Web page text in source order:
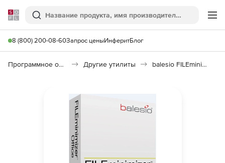
Softline
Поиск
8 (800) 200-08-60Запрос ценыИнферитБлог
Программное обеспечение для работы с файлами и дисками Другие утилиты balesio FILEminimizer Office